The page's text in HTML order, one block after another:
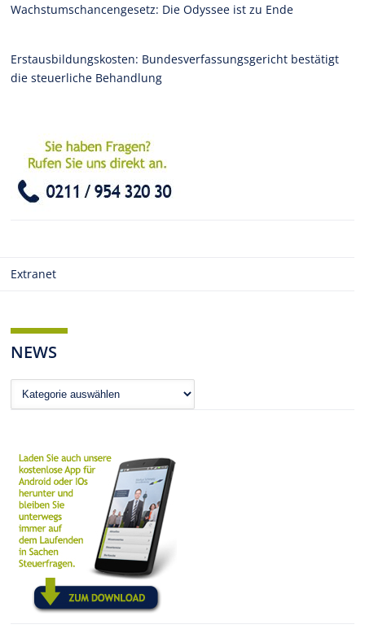
Wachstumschancengesetz: Die Odyssee ist zu Ende
Erstausbildungskosten: Bundesverfassungsgericht bestätigt
die steuerliche Behandlung
Extranet
NEWS
News